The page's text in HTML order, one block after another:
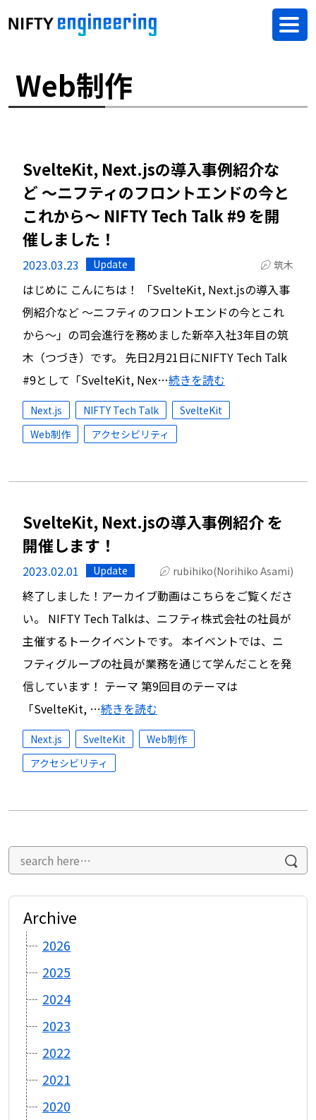
Web制作
SvelteKit, Next.jsの導入事例紹介な
ど 〜ニフティのフロントエンドの今と
これから〜 NIFTY Tech Talk #9 を開
催しました！
2023.03.23 Update 筑木
はじめに こんにちは！ 「SvelteKit, Next.jsの導入事
例紹介など 〜ニフティのフロントエンドの今とこれ
から〜」の司会進行を務めました新卒入社3年目の筑
木（つづき）です。 先日2月21日にNIFTY Tech Talk
#9として「SvelteKit, Nex…続きを読む
Next.js NIFTY Tech Talk
SvelteKit
Web制作
アクセシビリティ
SvelteKit, Next.jsの導入事例紹介 を
開催します！
2023.02.01 Update rubihiko(Norihiko Asami)
終了しました！アーカイブ動画はこちらをご覧くださ
い。 NIFTY Tech Talkは、ニフティ株式会社の社員が
主催するトークイベントです。 本イベントでは、ニ
フティグループの社員が業務を通じて学んだことを発
信しています！ テーマ 第9回目のテーマは
「SvelteKit, …続きを読む
Next.js SvelteKit
Web制作
アクセシビリティ
Archive
2026
2025
2024
2023
2022
2021
2020